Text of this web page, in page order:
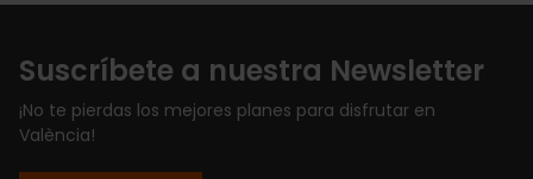
Suscríbete a nuestra Newsletter
¡No te pierdas los mejores planes para disfrutar en
València!